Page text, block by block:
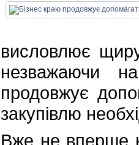
висловлює
незважаючи
продовжує
закупівлю
Вже не вперше